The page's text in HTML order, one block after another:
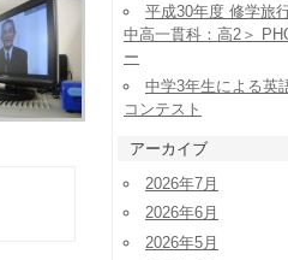
平成30年度 修学旅
中高一貫科：高2＞
ー
中学3年生による英
コンテスト
アーカイブ
2026年7月
2026年6月
2026年5月